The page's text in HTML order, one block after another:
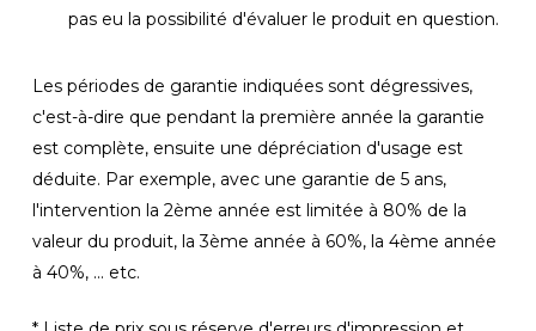
pas eu la possibilité d'évaluer le produit en question.
Les périodes de garantie indiquées sont dégressives,
c'est-à-dire que pendant la première année la garantie
est complète, ensuite une dépréciation d'usage est
déduite. Par exemple, avec une garantie de 5 ans,
l'intervention la 2ème année est limitée à 80% de la
valeur du produit, la 3ème année à 60%, la 4ème année
à 40%, ... etc.